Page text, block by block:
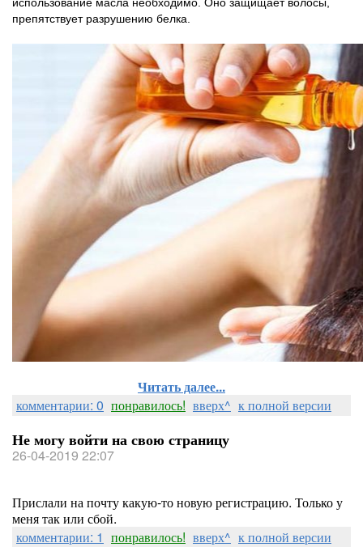
препятствует разрушению белка.
Читать далее...
комментарии: 0 понравилось! вверх^ к полной версии
Не могу войти на свою страницу
26-04-2019 22:07
Прислали на почту какую-то новую регистрацию. Только у
меня так или сбой.
комментарии: 1 понравилось! вверх^ к полной версии